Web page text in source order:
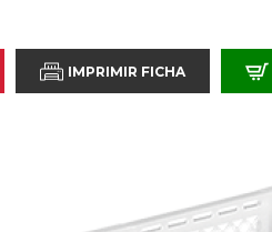
IMPRIMIR FICHA